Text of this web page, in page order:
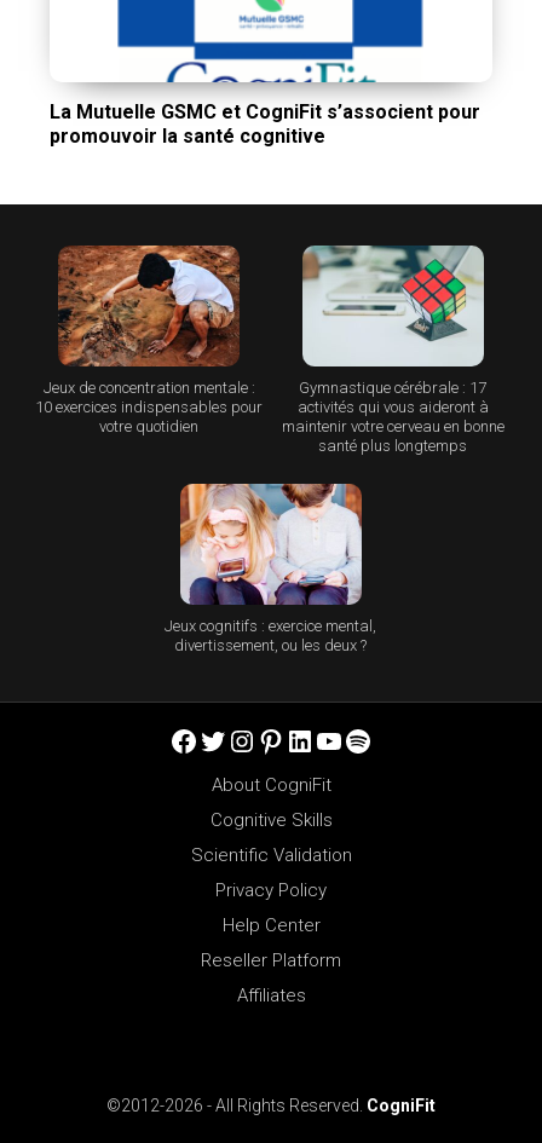
La Mutuelle GSMC et CogniFit s’associent pour
promouvoir la santé cognitive
Jeux de concentration mentale :
10 exercices indispensables pour
votre quotidien
Gymnastique cérébrale : 17
activités qui vous aideront à
maintenir votre cerveau en bonne
santé plus longtemps
Jeux cognitifs : exercice mental,
divertissement, ou les deux ?
Facebook
Twitter
Instagram
Pinterest
LinkedIn
YouTube
Spotify
About CogniFit
Cognitive Skills
Scientific Validation
Privacy Policy
Help Center
Reseller Platform
Affiliates
©2012-2026 - All Rights Reserved. CogniFit